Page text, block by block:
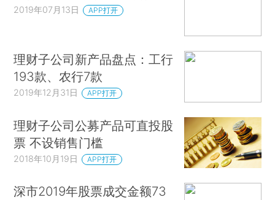
2019年07月13日 APP打开
理财子公司新产品盘点：工行
193款、农行7款
2019年12月31日 APP打开
理财子公司公募产品可直投股
票 不设销售门槛
2018年10月19日 APP打开
深市2019年股票成交金额73